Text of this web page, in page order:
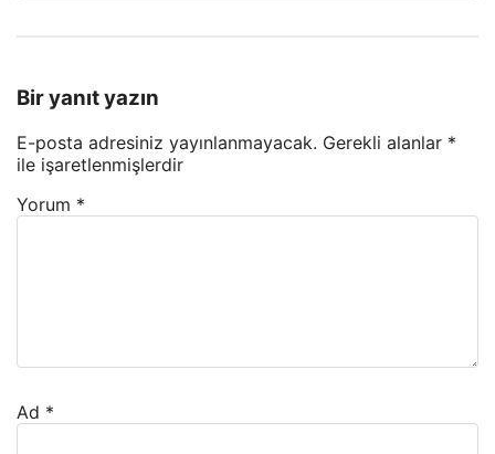
Bir yanıt yazın
E-posta adresiniz yayınlanmayacak. Gerekli alanlar *
ile işaretlenmişlerdir
Yorum *
Ad *